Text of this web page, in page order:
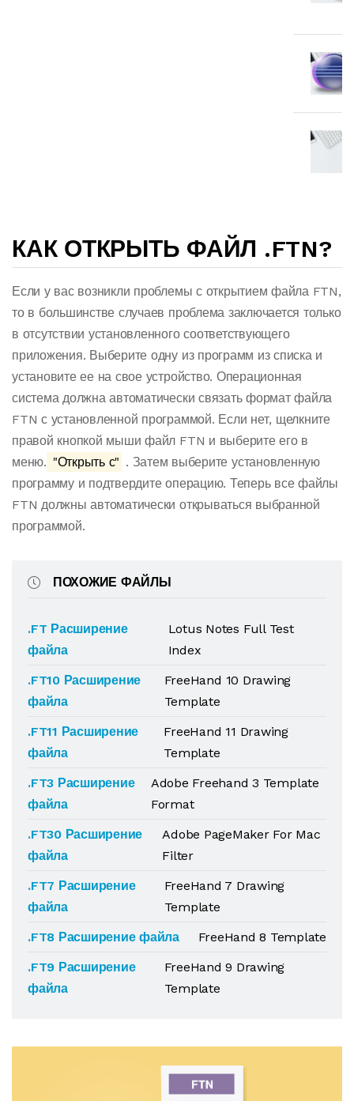
КАК ОТКРЫТЬ ФАЙЛ .FTN?
Если у вас возникли проблемы с открытием файла FTN,
то в большинстве случаев проблема заключается только
в отсутствии установленного соответствующего
приложения. Выберите одну из программ из списка и
установите ее на свое устройство. Операционная
система должна автоматически связать формат файла
FTN с установленной программой. Если нет, щелкните
правой кнопкой мыши файл FTN и выберите его в
меню. "Открыть с" . Затем выберите установленную
программу и подтвердите операцию. Теперь все файлы
FTN должны автоматически открываться выбранной
программой.
ПОХОЖИЕ ФАЙЛЫ
.FT Расширение
файла
Lotus Notes Full Test
Index
.FT10 Расширение
файла
FreeHand 10 Drawing
Template
.FT11 Расширение
файла
FreeHand 11 Drawing
Template
.FT3 Расширение
файла
Adobe Freehand 3 Template
Format
.FT30 Расширение
файла
Adobe PageMaker For Mac
Filter
.FT7 Расширение
файла
FreeHand 7 Drawing
Template
.FT8 Расширение файла
FreeHand 8 Template
.FT9 Расширение
файла
FreeHand 9 Drawing
Template